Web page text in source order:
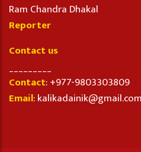
Ram Chandra Dhakal
Reporter
Contact us
Contact: +977-9803303809
Email: kalikadainik@gmail.com